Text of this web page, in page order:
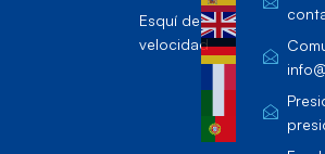
Esquí de
velocidad